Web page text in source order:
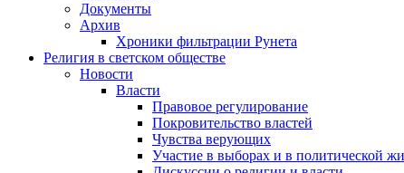
Документы
Архив
Хроники фильтрации Рунета
Религия в светском обществе
Новости
Власти
Правовое регулирование
Покровительство властей
Чувства верующих
Участие в выборах и в политической